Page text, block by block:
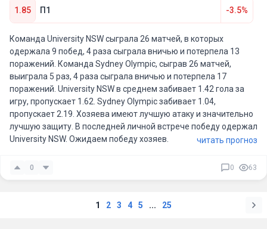
1.85 П1 -3.5%
Команда University NSW сыграла 26 матчей, в которых
одержала 9 побед, 4 раза сыграла вничью и потерпела 13
поражений. Команда Sydney Olympic, сыграв 26 матчей,
выиграла 5 раз, 4 раза сыграла вничью и потерпела 17
поражений. University NSW в среднем забивает 1.42 гола за
игру, пропускает 1.62. Sydney Olympic забивает 1.04,
пропускает 2.19. Хозяева имеют лучшую атаку и значительно
лучшую защиту. В последней личной встрече победу одержал
University NSW. Ожидаем победу хозяев.
читать прогноз
0 0 63
1 2 3 4 5 ... 25